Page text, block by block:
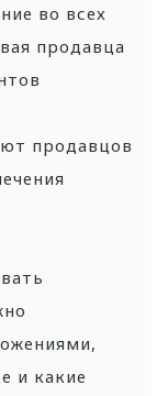
во всех
продавца
продавцов
и какие